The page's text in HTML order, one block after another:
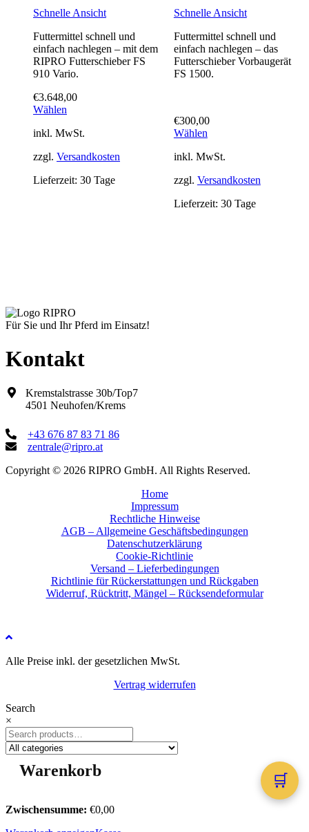
🛒
Schnelle Ansicht
Futtermittel schnell und
einfach nachlegen – mit dem
RIPRO Futterschieber FS
910 Vario.
€3.648,00
Wählen
inkl. MwSt.
zzgl. Versandkosten
Lieferzeit: 30 Tage
Schnelle Ansicht
Futtermittel schnell und
einfach nachlegen – das
Futterschieber Vorbaugerät
FS 1500.
€300,00
Wählen
inkl. MwSt.
zzgl. Versandkosten
Lieferzeit: 30 Tage
Für Sie und Ihr Pferd im Einsatz!
Kontakt
Kremstalstrasse 30b/Top7
4501 Neuhofen/Krems
+43 676 87 83 71 86
zentrale@ripro.at
Copyright © 2026 RIPRO GmbH. All Rights Reserved.
Home
Impressum
Rechtliche Hinweise
AGB – Allgemeine Geschäftsbedingungen
Datenschutzerklärung
Cookie-Richtlinie
Versand – Lieferbedingungen
Richtlinie für Rückerstattungen und Rückgaben
Widerruf, Rücktritt, Mängel – Rücksendeformular
Alle Preise inkl. der gesetzlichen MwSt.
Vertrag widerrufen
Search
×
Shopping cart ×
Zwischensumme: €0,00